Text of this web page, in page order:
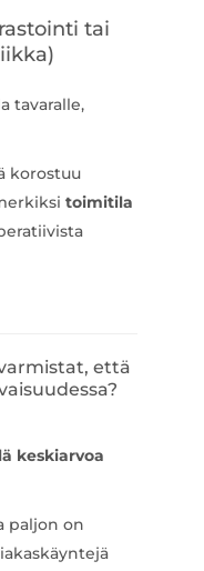
tai
tavaralle,
korostuu
toimitila
että
keskiarvoa
paljon on